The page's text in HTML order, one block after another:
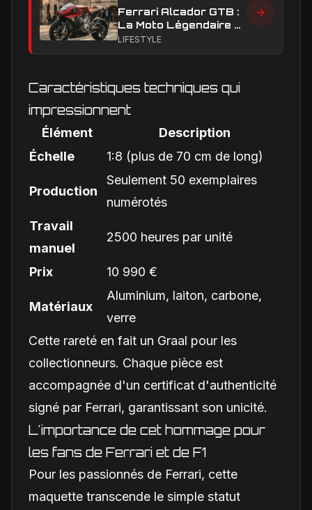
Ferrari Alcador GTB :
La Moto Légendaire à
Moteur Ferrari
LIFESTYLE
Caractéristiques techniques qui
impressionnent
Élément
Description
Échelle
1:8 (plus de 70 cm de long)
Production
Seulement 50 exemplaires
numérotés
Travail
manuel
2500 heures par unité
Prix 10 990 €
Matériaux
Aluminium, laiton, carbone,
verre
Cette rareté en fait un Graal pour les
collectionneurs. Chaque pièce est
accompagnée d'un certificat d'authenticité
signé par Ferrari, garantissant son unicité.
L'importance de cet hommage pour
les fans de Ferrari et de F1
Pour les passionnés de Ferrari, cette
maquette transcende le simple statut